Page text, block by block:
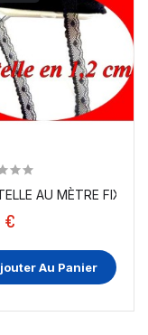
CHOCO A COUDRE.
AU MÈTRE FIXE
€
Au Panier